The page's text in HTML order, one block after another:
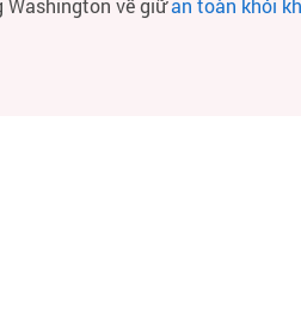
Washington về giữan toàn khỏi